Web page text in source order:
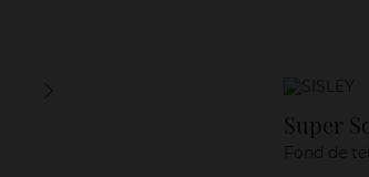
Marque
Super